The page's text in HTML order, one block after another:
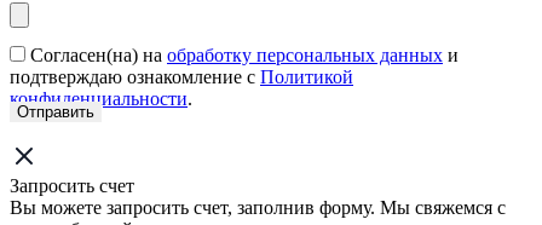
Согласен(на) на обработку персональных данных и
подтверждаю ознакомление с Политикой
конфиденциальности.
Запросить счет
Вы можете запросить счет, заполнив форму. Мы свяжемся с